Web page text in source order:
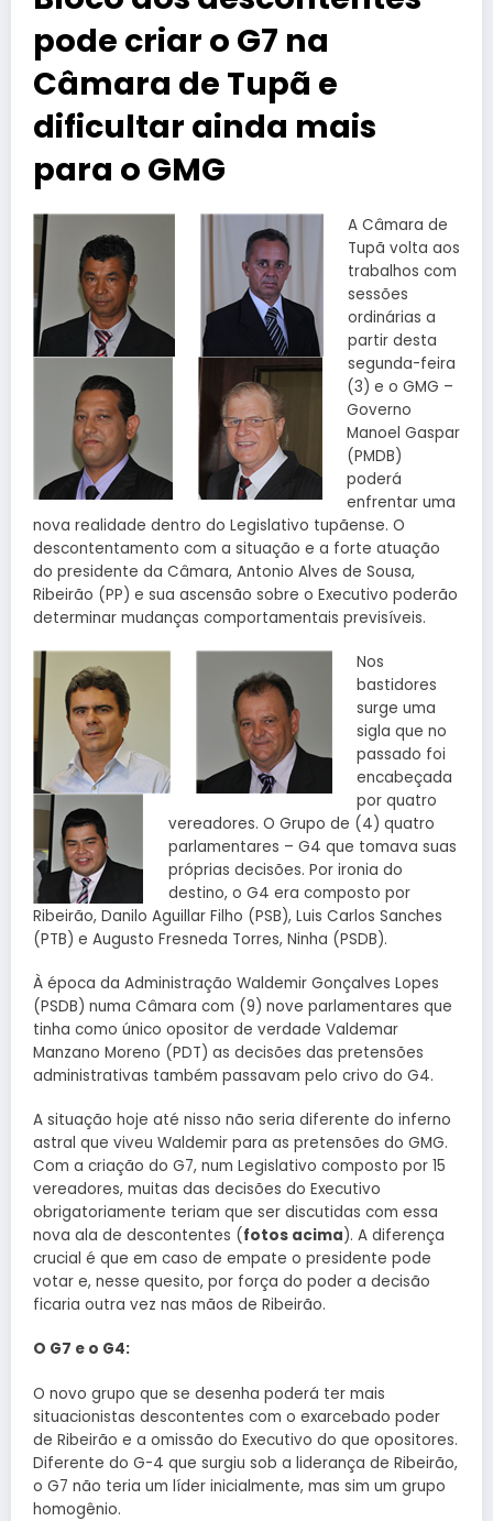
pode criar o G7 na
Câmara de Tupã e
dificultar ainda mais
para o GMG
A Câmara de
Tupã volta aos
trabalhos com
sessões
ordinárias a
partir desta
segunda-feira
(3) e o GMG –
Governo
Manoel Gaspar
(PMDB)
poderá
enfrentar uma
nova realidade dentro do Legislativo tupãense. O
descontentamento com a situação e a forte atuação
do presidente da Câmara, Antonio Alves de Sousa,
Ribeirão (PP) e sua ascensão sobre o Executivo poderão
determinar mudanças comportamentais previsíveis.
Nos
bastidores
surge uma
sigla que no
passado foi
encabeçada
por quatro
vereadores. O Grupo de (4) quatro
parlamentares – G4 que tomava suas
próprias decisões. Por ironia do
destino, o G4 era composto por
Ribeirão, Danilo Aguillar Filho (PSB), Luis Carlos Sanches
(PTB) e Augusto Fresneda Torres, Ninha (PSDB).
À época da Administração Waldemir Gonçalves Lopes
(PSDB) numa Câmara com (9) nove parlamentares que
tinha como único opositor de verdade Valdemar
Manzano Moreno (PDT) as decisões das pretensões
administrativas também passavam pelo crivo do G4.
A situação hoje até nisso não seria diferente do inferno
astral que viveu Waldemir para as pretensões do GMG.
Com a criação do G7, num Legislativo composto por 15
vereadores, muitas das decisões do Executivo
obrigatoriamente teriam que ser discutidas com essa
nova ala de descontentes (fotos acima). A diferença
crucial é que em caso de empate o presidente pode
votar e, nesse quesito, por força do poder a decisão
ficaria outra vez nas mãos de Ribeirão.
O G7 e o G4:
O novo grupo que se desenha poderá ter mais
situacionistas descontentes com o exarcebado poder
de Ribeirão e a omissão do Executivo do que opositores.
Diferente do G-4 que surgiu sob a liderança de Ribeirão,
o G7 não teria um líder inicialmente, mas sim um grupo
homogênio.